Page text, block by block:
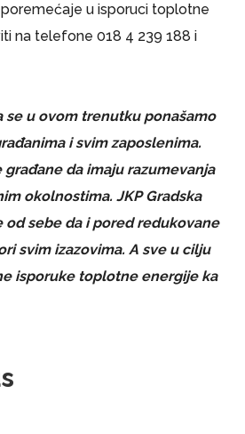
u isporuci toplotne
na telefone 018 4 239 188 i
se u ovom trenutku ponašamo
i svim zaposlenima.
građane da imaju razumevanja
okolnostima. JKP Gradska
od sebe da i pored redukovane
svim izazovima. A sve u cilju
isporuke toplotne energije ka